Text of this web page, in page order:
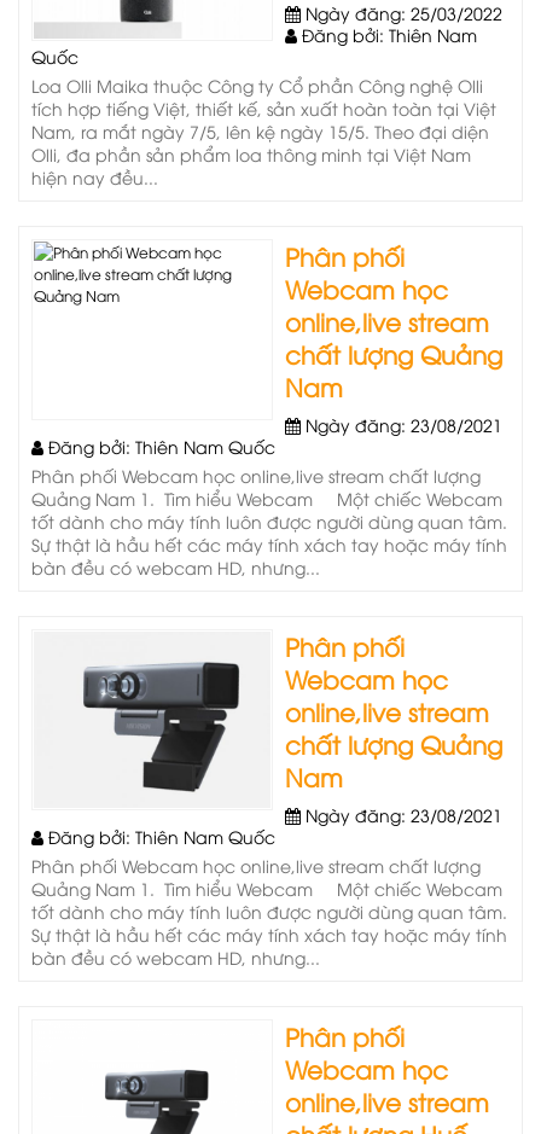
Ngày đăng: 25/03/2022
Đăng bởi: Thiên Nam
Quốc
Loa Olli Maika thuộc Công ty Cổ phần Công nghệ Olli
tích hợp tiếng Việt, thiết kế, sản xuất hoàn toàn tại Việt
Nam, ra mắt ngày 7/5, lên kệ ngày 15/5. Theo đại diện
Olli, đa phần sản phẩm loa thông minh tại Việt Nam
hiện nay đều...
Phân phối
Webcam học
online,live stream
chất lượng Quảng
Nam
Ngày đăng: 23/08/2021
Đăng bởi: Thiên Nam Quốc
Phân phối Webcam học online,live stream chất lượng
Quảng Nam 1. Tìm hiểu Webcam Một chiếc Webcam
tốt dành cho máy tính luôn được người dùng quan tâm.
Sự thật là hầu hết các máy tính xách tay hoặc máy tính
bàn đều có webcam HD, nhưng...
Phân phối
Webcam học
online,live stream
chất lượng Quảng
Nam
Ngày đăng: 23/08/2021
Đăng bởi: Thiên Nam Quốc
Phân phối Webcam học online,live stream chất lượng
Quảng Nam 1. Tìm hiểu Webcam Một chiếc Webcam
tốt dành cho máy tính luôn được người dùng quan tâm.
Sự thật là hầu hết các máy tính xách tay hoặc máy tính
bàn đều có webcam HD, nhưng...
Phân phối
Webcam học
online,live stream